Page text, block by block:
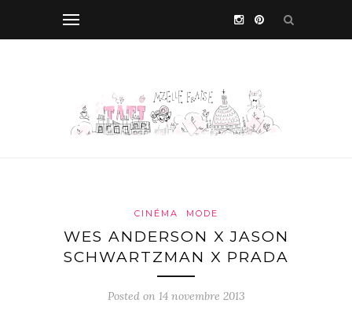
CINÉMA MODE
WES ANDERSON X JASON
SCHWARTZMAN X PRADA
Posted on 14 novembre 2013